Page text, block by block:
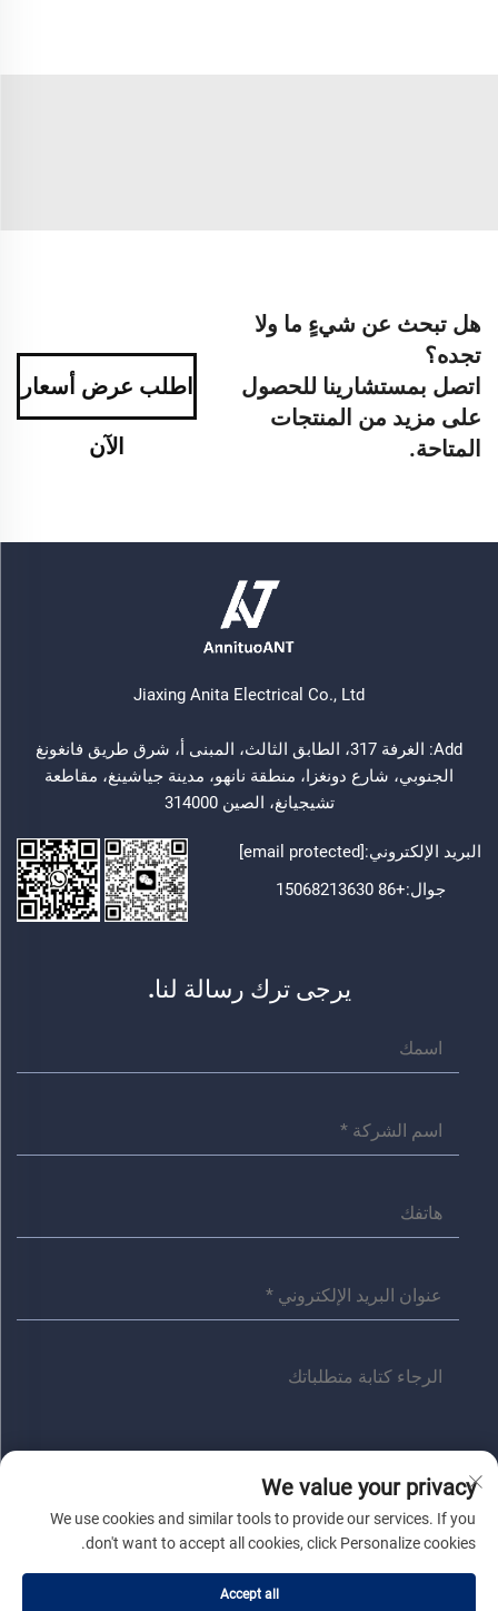
هل تبحث عن شيءٍ ما ولا
تجده؟
اتصل بمستشارينا للحصول
على مزيد من المنتجات
المتاحة.
اطلب عرض أسعار
الآن
Jiaxing Anita Electrical Co., Ltd
Add: الغرفة 317، الطابق الثالث، المبنى أ، شرق طريق فانغونغ
الجنوبي، شارع دونغزا، منطقة نانهو، مدينة جياشينغ، مقاطعة
تشيجيانغ، الصين 314000
البريد الإلكتروني:[email protected]
جوال:+86 15068213630
يرجى ترك رسالة لنا.
أرسل
حقوق النسخ © شركة جياشينغ أنита الكهربائية المحدودة. جميع الحقوق
We value your privacy
We use cookies and similar tools to provide our services. If you
don't want to accept all cookies, click Personalize cookies.
Accept all